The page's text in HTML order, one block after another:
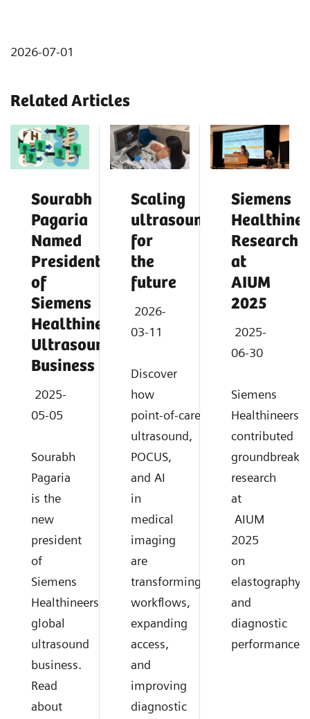
2026-07-01
Related Articles
Sourabh
Pagaria
Named
President
of
Siemens
Healthineers
Ultrasound
Business
2025-
05-05
Sourabh
Pagaria
is the
new
president
of
Siemens
Healthineers
global
ultrasound
business.
Read
about
Scaling
ultrasound
for
the
future
2026-
03-11
Discover
how
point‑of‑care
ultrasound,
POCUS,
and AI
in
medical
imaging
are
transforming
workflows,
expanding
access,
and
improving
diagnostic
Siemens
Research
at
AIUM
2025
2025-
06-30
Siemens
Healthineers
contributed
research
at
AIUM
2025
on
elastography
and
diagnostic
performance.